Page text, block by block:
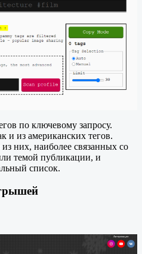
по ключевому запросу.
и из американских тегов.
них, наиболее связанных со
темой публикации, и
список.